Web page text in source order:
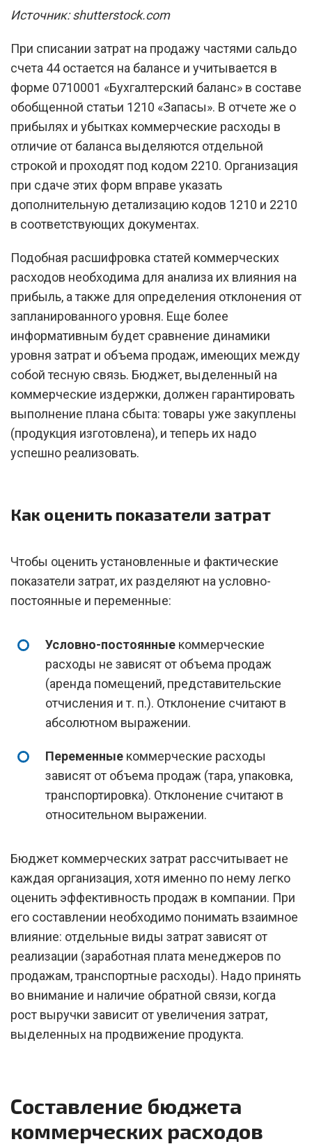
Источник: shutterstock.com
При списании затрат на продажу частями сальдо
счета 44 остается на балансе и учитывается в
форме 0710001 «Бухгалтерский баланс» в составе
обобщенной статьи 1210 «Запасы». В отчете же о
прибылях и убытках коммерческие расходы в
отличие от баланса выделяются отдельной
строкой и проходят под кодом 2210. Организация
при сдаче этих форм вправе указать
дополнительную детализацию кодов 1210 и 2210
в соответствующих документах.
Подобная расшифровка статей коммерческих
расходов необходима для анализа их влияния на
прибыль, а также для определения отклонения от
запланированного уровня. Еще более
информативным будет сравнение динамики
уровня затрат и объема продаж, имеющих между
собой тесную связь. Бюджет, выделенный на
коммерческие издержки, должен гарантировать
выполнение плана сбыта: товары уже закуплены
(продукция изготовлена), и теперь их надо
успешно реализовать.
Как оценить показатели затрат
Чтобы оценить установленные и фактические
показатели затрат, их разделяют на условно-
постоянные и переменные:
Условно-постоянные коммерческие
расходы не зависят от объема продаж
(аренда помещений, представительские
отчисления и т. п.). Отклонение считают в
абсолютном выражении.
Переменные коммерческие расходы
зависят от объема продаж (тара, упаковка,
транспортировка). Отклонение считают в
относительном выражении.
Бюджет коммерческих затрат рассчитывает не
каждая организация, хотя именно по нему легко
оценить эффективность продаж в компании. При
его составлении необходимо понимать взаимное
влияние: отдельные виды затрат зависят от
реализации (заработная плата менеджеров по
продажам, транспортные расходы). Надо принять
во внимание и наличие обратной связи, когда
рост выручки зависит от увеличения затрат,
выделенных на продвижение продукта.
Составление бюджета
коммерческих расходов